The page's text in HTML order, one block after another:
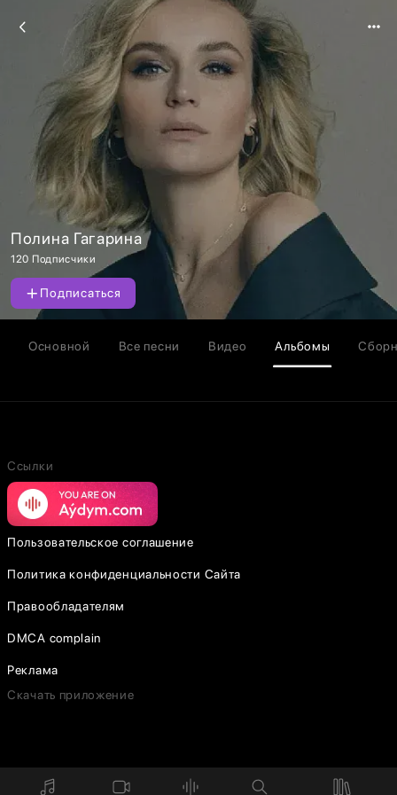
Полина Гагарина
120 Подписчики
Подписаться
Основной Все песни Видео Альбомы
Ссылки
Пользовательское соглашение
Политика конфиденциальности Сайта
Правообладателям
DMCA complain
Реклама
Скачать приложение